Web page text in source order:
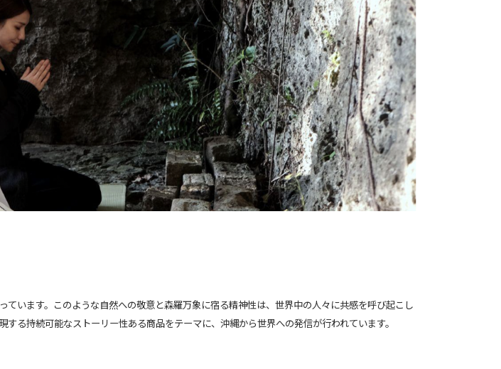
います。このような自然への敬意と森羅万象に宿る精神性は、世界中の人々に共感を呼び起こし
る持続可能なストーリー性ある商品をテーマに、沖縄から世界への発信が行われています。